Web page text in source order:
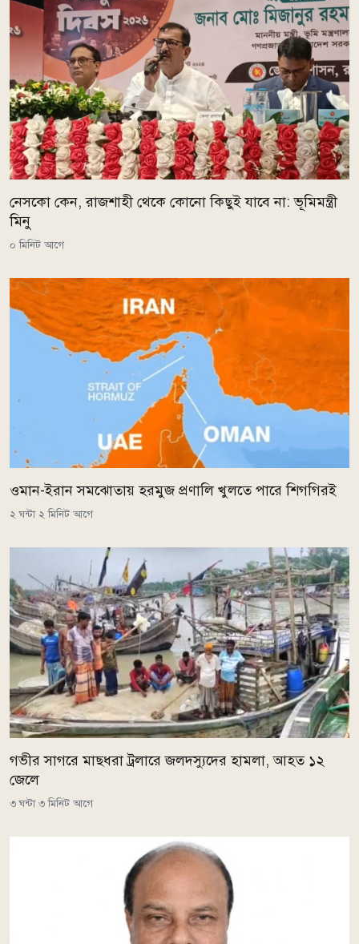
নেসকো কেন, রাজশাহী থেকে কোনো কিছুই যাবে না: ভূমিমন্ত্রী
মিনু
০ মিনিট আগে
ওমান-ইরান সমঝোতায় হরমুজ প্রণালি খুলতে পারে শিগগিরই
২ ঘন্টা ২ মিনিট আগে
গভীর সাগরে মাছধরা ট্রলারে জলদস্যুদের হামলা, আহত ১২
জেলে
৩ ঘন্টা ৩ মিনিট আগে